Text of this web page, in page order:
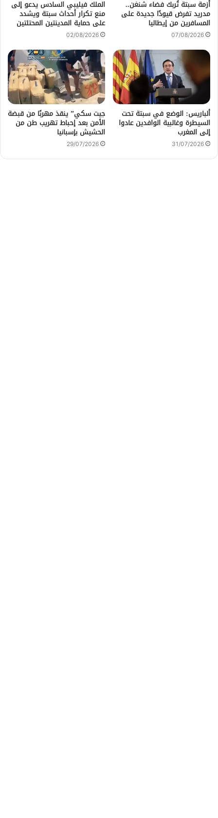
أزمة سبتة تُربك فضاء شنغن..
مدريد تفرض قيودًا جديدة على
المسافرين من إيطاليا
07/08/2026
الملك فيليبي السادس يدعو إلى
منع تكرار أحداث سبتة ويشدد
على حماية المدينتين المحتلتين
02/08/2026
ألباريس: الوضع في سبتة تحت
السيطرة وغالبية الوافدين عادوا
إلى المغرب
31/07/2026
جيت سكي” ينقذ مهربًا من قبضة
الأمن بعد إحباط تهريب طن من
الحشيش بإسبانيا
29/07/2026